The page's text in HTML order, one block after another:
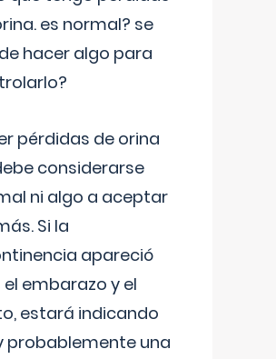
es normal? se
hacer algo para
pérdidas de orina
considerarse
ni algo a aceptar
Si la
apareció
embarazo y el
estará indicando
probablemente una